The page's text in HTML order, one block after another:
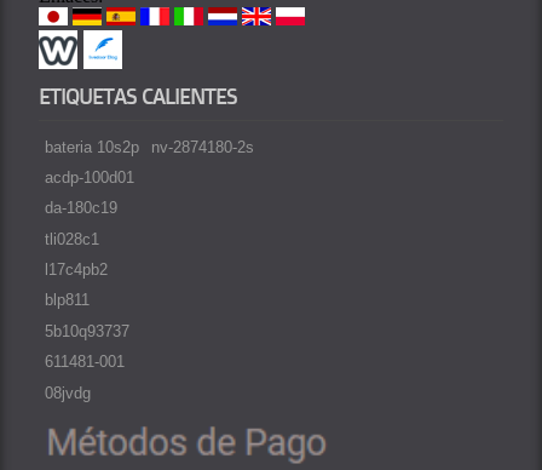
ETIQUETAS CALIENTES
bateria 10s2p
acdp-100d01
da-180c19
tli028c1
l17c4pb2
blp811
5b10q93737
611481-001
08jvdg
nv-2874180-2s